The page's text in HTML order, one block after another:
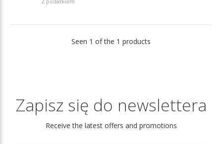
Seen 1 of the 1 products
Zapisz się do newslettera
Receive the latest offers and promotions